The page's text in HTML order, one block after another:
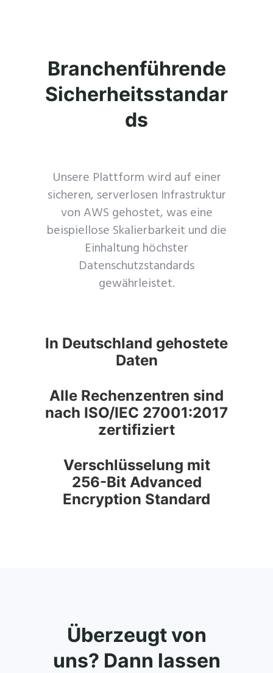
Branchenführende
Sicherheitsstandar
ds
Unsere Plattform wird auf einer
sicheren, serverlosen Infrastruktur
von AWS gehostet, was eine
beispiellose Skalierbarkeit und die
Einhaltung höchster
Datenschutzstandards
gewährleistet.
In Deutschland gehostete
Daten
Alle Rechenzentren sind
nach ISO/IEC 27001:2017
zertifiziert
Verschlüsselung mit
256-Bit Advanced
Encryption Standard
Überzeugt von
uns? Dann lassen